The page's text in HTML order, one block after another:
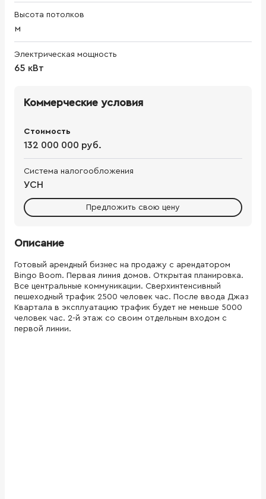
Высота потолков
м
Электрическая мощность
65 кВт
Коммерческие условия
Стоимость
132 000 000 руб.
Система налогообложения
УСН
Предложить свою цену
Описание
Готовый арендный бизнес на продажу с арендатором
Bingo Boom. Первая линия домов. Открытая планировка.
Все центральные коммуникации. Сверхинтенсивный
пешеходный трафик 2500 человек час. После ввода Джаз
Квартала в эксплуатацию трафик будет не меньше 5000
человек час. 2-й этаж со своим отдельным входом с
первой линии.